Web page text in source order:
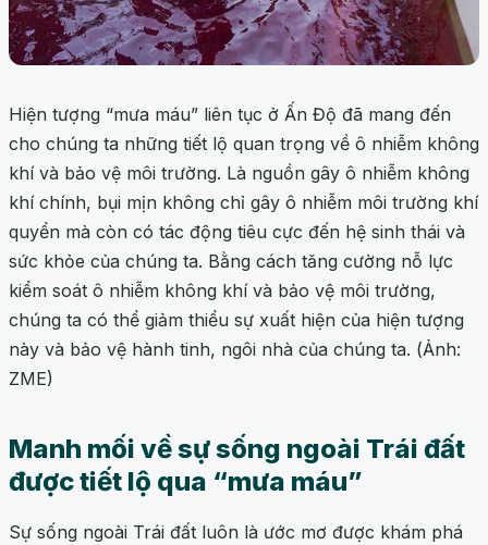
Hiện tượng “mưa máu” liên tục ở Ấn Độ đã mang đến
cho chúng ta những tiết lộ quan trọng về ô nhiễm không
khí và bảo vệ môi trường. Là nguồn gây ô nhiễm không
khí chính, bụi mịn không chỉ gây ô nhiễm môi trường khí
quyển mà còn có tác động tiêu cực đến hệ sinh thái và
sức khỏe của chúng ta. Bằng cách tăng cường nỗ lực
kiểm soát ô nhiễm không khí và bảo vệ môi trường,
chúng ta có thể giảm thiểu sự xuất hiện của hiện tượng
này và bảo vệ hành tinh, ngôi nhà của chúng ta. (Ảnh:
ZME)
Manh mối về sự sống ngoài Trái đất
được tiết lộ qua “mưa máu”
Sự sống ngoài Trái đất luôn là ước mơ được khám phá